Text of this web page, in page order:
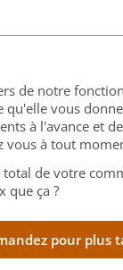
de notre
qu'elle vous
à l'avance et
vous à tout
de votre
que ça ?
pour plus